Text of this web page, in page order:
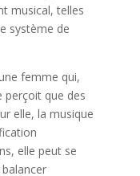
musical, telles
système de
femme qui,
perçoit que des
elle, la musique
elle peut se